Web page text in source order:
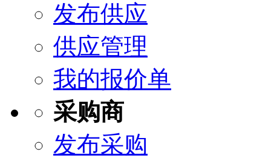
发布供应
供应管理
我的报价单
采购商
发布采购